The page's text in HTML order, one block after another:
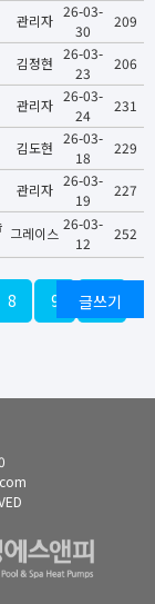
관리자
26-03-
30
209
김정현
26-03-
23
206
관리자
26-03-
24
231
김도현
26-03-
18
229
관리자
26-03-
19
227
그레이스
26-03-
12
252
8 9
10
글쓰기